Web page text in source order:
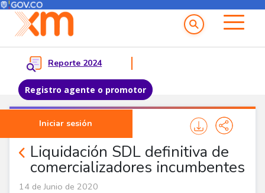
Pasar al contenido principal
Menú del Usuario
Reporte 2024
Registro agente o promotor
Iniciar sesión
Menu principal
Liquidación SDL definitiva de
comercializadores incumbentes
Noticias Proveedores
14 de Junio de 2020